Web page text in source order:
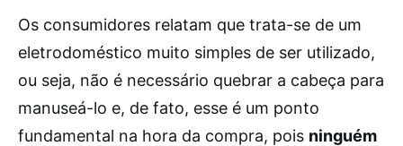
Os consumidores relatam que trata-se de um
eletrodoméstico muito simples de ser utilizado,
ou seja, não é necessário quebrar a cabeça para
manuseá-lo e, de fato, esse é um ponto
fundamental na hora da compra, pois ninguém